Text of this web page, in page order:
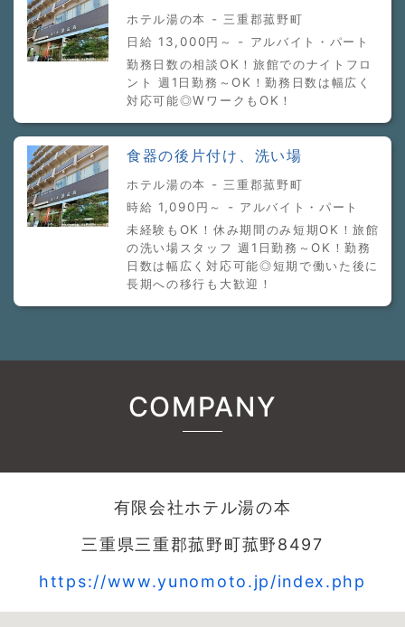
ホテル湯の本 - 三重郡菰野町
日給 13,000円～ - アルバイト・パート
勤務日数の相談OK！旅館でのナイトフロ
ント 週1日勤務～OK！勤務日数は幅広く
対応可能◎WワークもOK！
食器の後片付け、洗い場
ホテル湯の本 - 三重郡菰野町
時給 1,090円～ - アルバイト・パート
未経験もOK！休み期間のみ短期OK！旅館
の洗い場スタッフ 週1日勤務～OK！勤務
日数は幅広く対応可能◎短期で働いた後に
長期への移行も大歓迎！
COMPANY
有限会社ホテル湯の本
三重県三重郡菰野町菰野8497
https://www.yunomoto.jp/index.php